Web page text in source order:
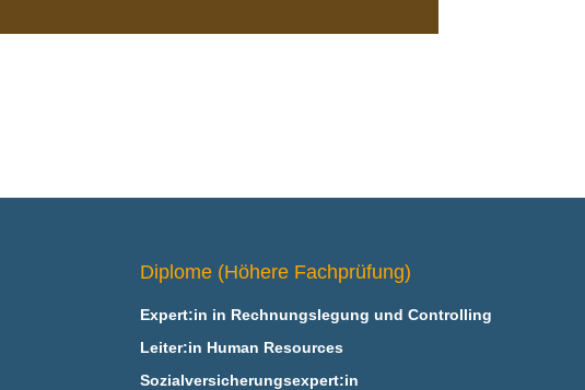
Diplome (Höhere Fachprüfung)
Expert:in in Rechnungslegung und Controlling
Leiter:in Human Resources
Sozialversicherungsexpert:in